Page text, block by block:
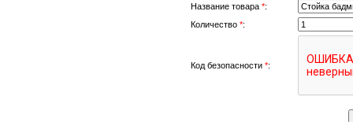
Название товара *:
Количество *:
Код безопасности *: